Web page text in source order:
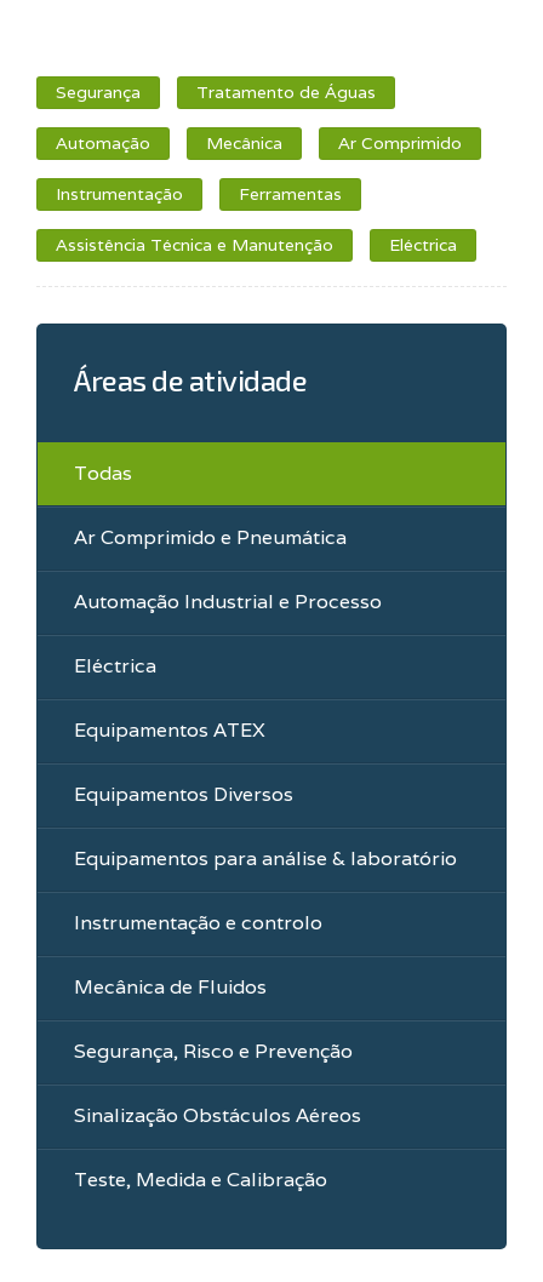
Segurança Tratamento de Águas
Automação Mecânica Ar Comprimido
Instrumentação Ferramentas
Assistência Técnica e Manutenção Eléctrica
Áreas de atividade
Todas
Ar Comprimido e Pneumática
Automação Industrial e Processo
Eléctrica
Equipamentos ATEX
Equipamentos Diversos
Equipamentos para análise & laboratório
Instrumentação e controlo
Mecânica de Fluidos
Segurança, Risco e Prevenção
Sinalização Obstáculos Aéreos
Teste, Medida e Calibração